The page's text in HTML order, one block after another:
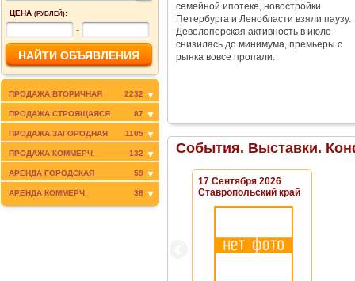
ЦЕНА (РУБЛЕЙ):
-
ПРОДАЖА ВТОРИЧНАЯ 2232
ПРОДАЖА СТРОЯЩАЯСЯ 87
ПРОДАЖА ЗАГОРОДНАЯ 1105
ПРОДАЖА КОММЕРЧ. 132
АРЕНДА ГОРОДСКАЯ 59
АРЕНДА КОММЕРЧ. 38
семейной ипотеке, новостройки
Петербурга и Ленобласти взяли паузу.
Девелоперская активность в июле
снизилась до минимума, премьеры с
рынка вовсе пропали.
События. Выставки.
17 Сентября 2026
Ставропольский край